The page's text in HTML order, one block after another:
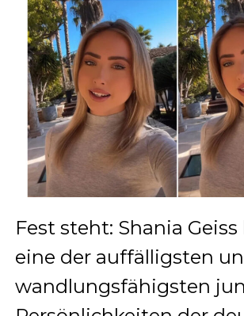
Fest steht: Shania
eine der auffälligsten
wandlungsfähigsten